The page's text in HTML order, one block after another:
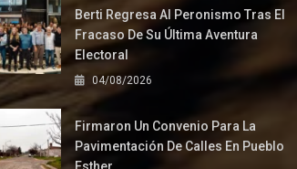
Berti Regresa Al Peronismo Tras El
Fracaso De Su Última Aventura
Electoral
04/08/2026
Firmaron Un Convenio Para La
Pavimentación De Calles En Pueblo
Esther